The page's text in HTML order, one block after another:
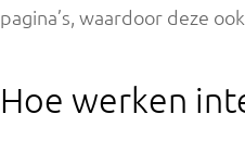
pagina’s, waardoor deze
Hoe werken